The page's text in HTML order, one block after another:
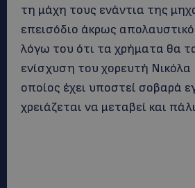
τη μάχη τους ενάντια της
επεισόδιο άκρως απολαυστικό
λόγω του ότι τα χρήματα θα
ενίσχυση του χορευτή Νικόλα
οποίος έχει υποστεί σοβαρά
χρειάζεται να μεταβεί και